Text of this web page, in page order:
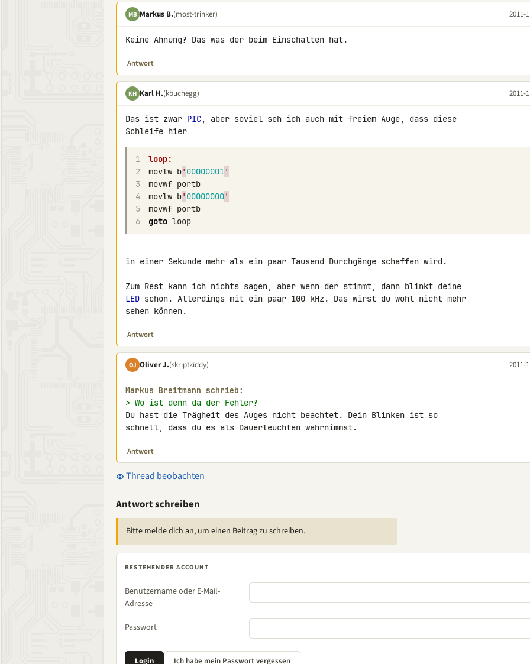
MB Markus B.(most-trinker) 2011-
Keine Ahnung? Das was der beim Einschalten hat.
Antwort
KH Karl H.(kbuchegg) 2011-
Das ist zwar PIC, aber soviel seh ich auch mit freiem Auge, dass diese
1
loop:
2
movlw b' 00000001'
3
movwf portb
4
movlw b' 00000000'
5
movwf portb
6
goto loop
in einer Sekunde mehr als ein paar Tausend Durchgänge schaffen wird.
LED schon. Allerdings mit ein paar 100 kHz. Das wirst du wohl nicht mehr
sehen können.
Antwort
OJ Oliver J.(skriptkiddy) 2011-
Markus Breitmann schrieb:
> Wo ist denn da der Fehler?
Du hast die Trägheit des Auges nicht beachtet. Dein Blinken ist so
schnell, dass du es als Dauerleuchten wahrnimmst.
Antwort
Thread beobachten
Antwort schreiben
Bitte melde dich an, um einen Beitrag zu schreiben.
BESTEHENDER ACCOUNT
Benutzername oder E-Mail-
Adresse
Passwort